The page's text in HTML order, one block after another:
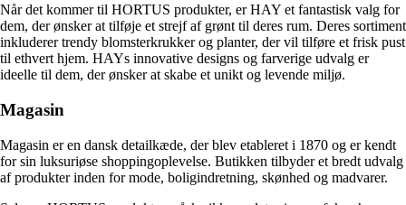
Når det kommer til HORTUS produkter, er HAY et fantastisk valg for
dem, der ønsker at tilføje et strejf af grønt til deres rum. Deres sortiment
inkluderer trendy blomsterkrukker og planter, der vil tilføre et frisk pust
til ethvert hjem. HAYs innovative designs og farverige udvalg er
ideelle til dem, der ønsker at skabe et unikt og levende miljø.
Magasin
Magasin er en dansk detailkæde, der blev etableret i 1870 og er kendt
for sin luksuriøse shoppingoplevelse. Butikken tilbyder et bredt udvalg
af produkter inden for mode, boligindretning, skønhed og madvarer.